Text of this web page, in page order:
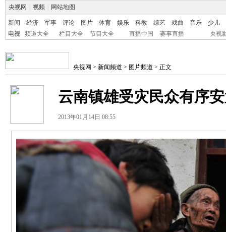
央视网 视频 网站地图
新闻 经济 军事 评论 图片 体育 娱乐 科教 综艺 戏曲 音乐
少儿
电视
频道大全 栏目大全 节目大全 直播中国 赛事直播 央视
央视网 > 新闻频道 > 图片频道 > 正文
云南镇雄受灾民众有序
2013年01月14日 08:55